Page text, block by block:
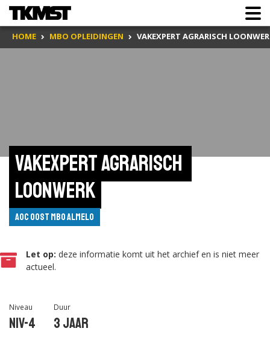
HOME MBO OPLEIDINGEN VAKEXPERT AGRARISCH
Vakexpert agrarisch
loonwerk
AOC Oost MBO Almelo
Let op: deze informatie komt uit het archief en is niet meer
actueel.
Niveau
Niv-4
Duur
3 jaar